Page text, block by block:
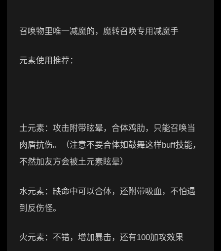
召唤物里唯一减魔的，魔转召唤专用减魔手
元素使用推荐：
土元素：攻击附带眩晕，合体鸡肋，只能召唤当
肉盾抗伤。（注意不要合体如鼓舞这样buff技能，
不然加友方会被土元素眩晕）
水元素：缺命中可以合体，还附带吸血，不怕遇
到反伤怪。
火元素：不错，增加暴击，还有100加攻效果